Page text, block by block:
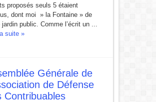
proposés seuls 5 étaient
dont moi » la Fontaine » de
jardin public. Comme l’écrit un ...
suite »
Générale de
de Défense
Contribuables